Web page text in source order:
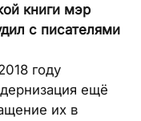
книги мэр
с писателями
году
ещё
их в